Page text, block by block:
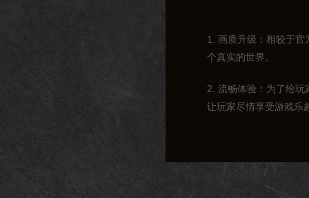
1. 画质升级：相较于
个真实的世界。
2. 流畅体验：为了给
让玩家尽情享受游戏乐